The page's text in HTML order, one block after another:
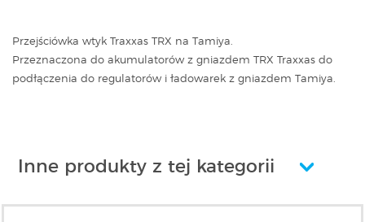
Przejściówka wtyk Traxxas TRX na Tamiya.
Przeznaczona do akumulatorów z gniazdem TRX Traxxas do
podłączenia do regulatorów i ładowarek z gniazdem Tamiya.
Inne produkty z tej kategorii